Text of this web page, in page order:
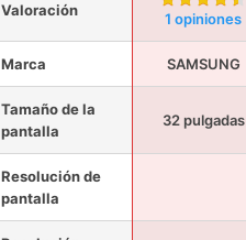
Valoración 1 opiniones
Marca SAMSUNG
Tamaño de la
pantalla
32 pulgadas
Resolución de
pantalla